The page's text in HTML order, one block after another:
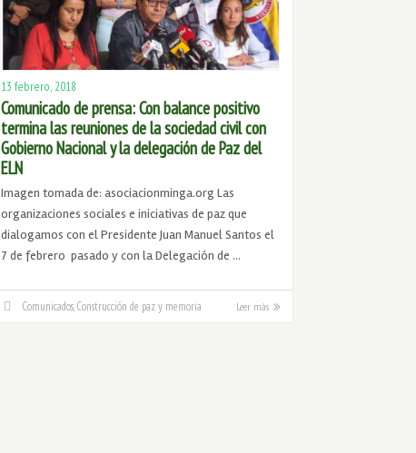
13 febrero, 2018
Comunicado de prensa: Con balance positivo
termina las reuniones de la sociedad civil con
Gobierno Nacional y la delegación de Paz del
ELN
Imagen tomada de: asociacionminga.org Las
organizaciones sociales e iniciativas de paz que
dialogamos con el Presidente Juan Manuel Santos el
7 de febrero pasado y con la Delegación de …
Comunicados Construcción de paz y memoria Leer más